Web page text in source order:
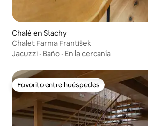
Chalé en Stachy
Chalet Farma František
Jacuzzi · Baño · En la cercanía
Favorito entre huéspedes
Favorito entre huéspedes